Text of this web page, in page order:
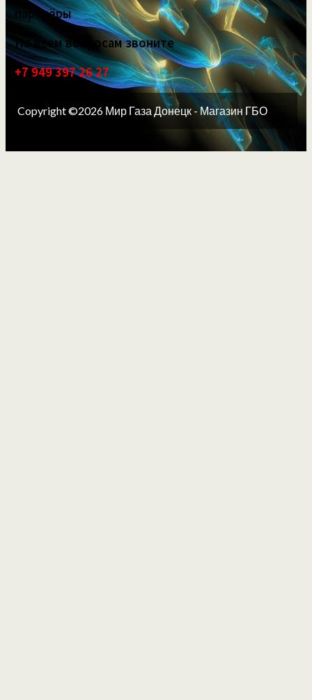
партнёры
По всем вопросам звоните
+7 949 397 26 27
Copyright ©2026 Мир Газа Донецк - Магазин ГБО